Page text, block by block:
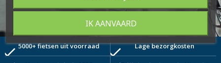
check5000+ fietsen uit voorraad check Lage bezorgkosten
IK AANVAARD